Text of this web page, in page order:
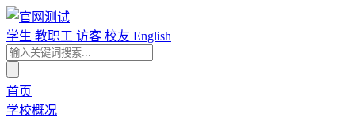
学生 教职工 访客 校友 English
首页
学校概况